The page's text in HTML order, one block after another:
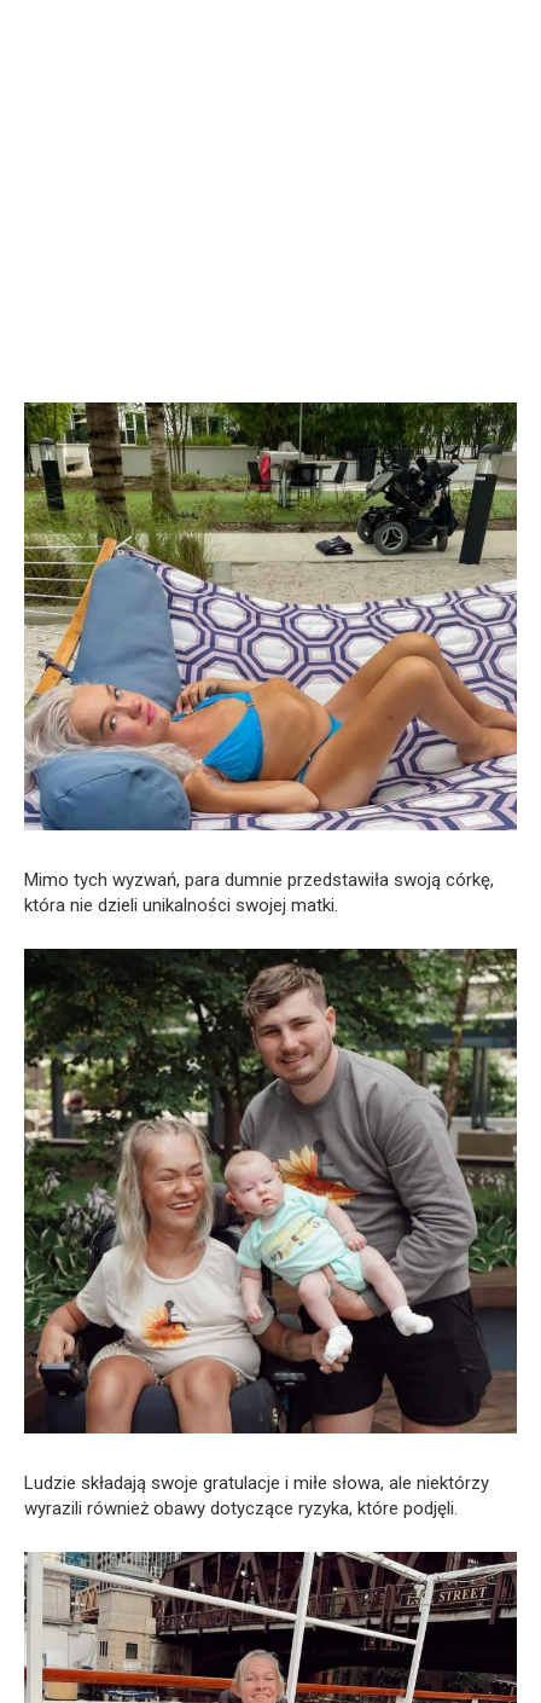
Mimo tych wyzwań, para dumnie przedstawiła swoją córkę,
która nie dzieli unikalności swojej matki.
Ludzie składają swoje gratulacje i miłe słowa, ale niektórzy
wyrazili również obawy dotyczące ryzyka, które podjęli.